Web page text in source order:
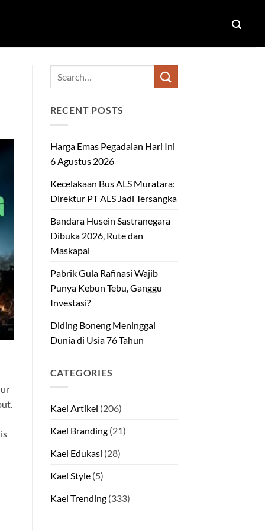
RECENT POSTS
Harga Emas Pegadaian Hari Ini
6 Agustus 2026
Kecelakaan Bus ALS Muratara:
Direktur PT ALS Jadi Tersangka
Bandara Husein Sastranegara
Dibuka 2026, Rute dan
Maskapai
Pabrik Gula Rafinasi Wajib
Punya Kebun Tebu, Ganggu
Investasi?
Diding Boneng Meninggal
Dunia di Usia 76 Tahun
CATEGORIES
Kael Artikel (206)
Kael Branding(21)
Kael Edukasi (28)
Kael Style(5)
Kael Trending(333)